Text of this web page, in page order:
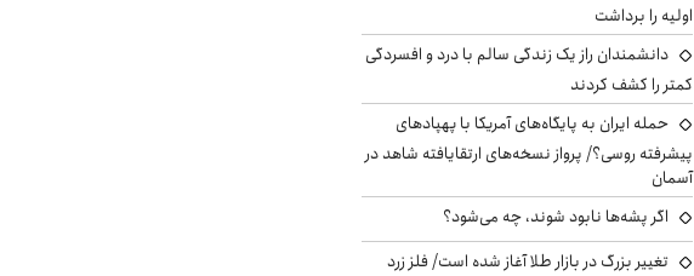
اولیه را برداشت
دانشمندان راز یک زندگی سالم با درد و افسردگی
کمتر را کشف کردند
حمله ایران به پایگاه‌های آمریکا با پهپادهای
پیشرفته روسی؟/ پرواز نسخه‌های ارتقایافته شاهد در
آسمان
اگر پشه‌ها نابود شوند، چه می‌شود؟
تغییر بزرگ در بازار طلا آغاز شده است/ فلز زرد